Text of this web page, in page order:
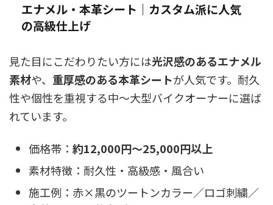
エナメル・本革シート｜カスタム派に人気
の高級仕上げ
見た目にこだわりたい方には光沢感のあるエナメル
素材や、 重厚感のある本革シートが人気です。耐久
性や個性を重視する中〜大型バイクオーナーに選ば
れています。
価格帯： 約12,000円〜25,000円以上
素材特徴：耐久性・高級感・風合い
施工例：赤×黒のツートンカラー／ロゴ刺繍／